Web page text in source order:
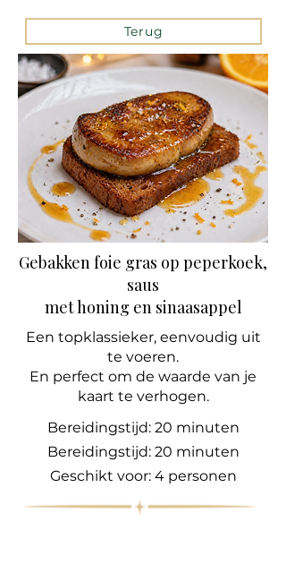
Terug
Gebakken foie gras op peperkoek,
saus
met honing en sinaasappel
Een topklassieker, eenvoudig uit
te voeren.
En perfect om de waarde van je
kaart te verhogen.
Bereidingstijd: 20 minuten
Bereidingstijd: 20 minuten
Geschikt voor: 4 personen